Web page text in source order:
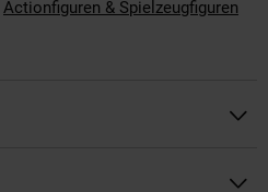
Actionfiguren & Spielzeugfiguren